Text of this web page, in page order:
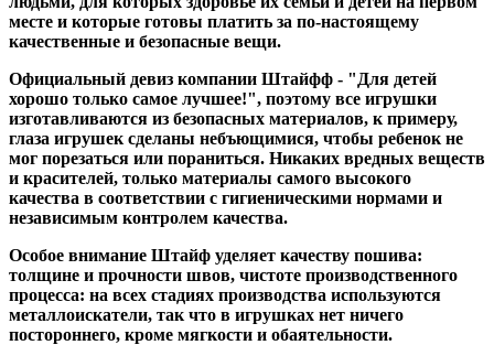
месте и которые готовы платить за по-настоящему
качественные и безопасные вещи.
Официальный девиз компании Штайфф - "Для детей
хорошо только самое лучшее!", поэтому все игрушки
изготавливаются из безопасных материалов, к примеру,
глаза игрушек сделаны небъющимися, чтобы ребенок не
мог порезаться или пораниться. Никаких вредных веществ
и красителей, только материалы самого высокого
качества в соответствии с гигиеническими нормами и
независимым контролем качества.
Особое внимание Штайф уделяет качеству пошива:
толщине и прочности швов, чистоте производственного
процесса: на всех стадиях производства используются
металлоискатели, так что в игрушках нет ничего
постороннего, кроме мягкости и обаятельности.